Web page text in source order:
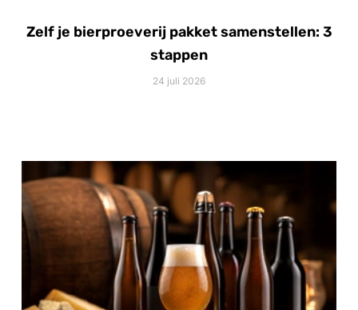
Zelf je bierproeverij pakket samenstellen: 3
stappen
24 juli 2026